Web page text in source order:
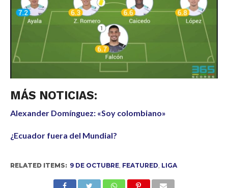
MÁS NOTICIAS:
Alexander Domínguez: «Soy colombiano»
¿Ecuador fuera del Mundial?
RELATED ITEMS: 9 DE OCTUBRE, FEATURED LIGA